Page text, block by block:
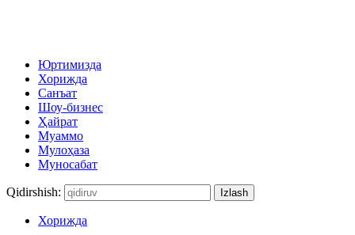
Юртимизда
Хорижда
Санъат
Шоу-бизнес
Ҳайрат
Муаммо
Мулоҳаза
Муносабат
Qidirshish:
Хорижда